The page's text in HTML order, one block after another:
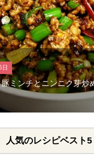
ミンチとニンニク芽炒
人気のレシピベスト5